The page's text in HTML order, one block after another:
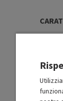
Tipo di